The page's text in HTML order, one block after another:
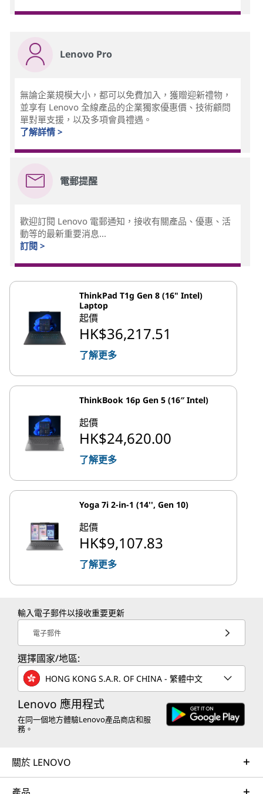
Lenovo Pro
無論企業規模大小，都可以免費加入，獲贈迎新禮物，
並享有 Lenovo 全線產品的企業獨家優惠價、技術顧問
單對單支援，以及多項會員禮遇。
了解詳情 >
電郵提醒
歡迎訂閱 Lenovo 電郵通知，接收有關產品、優惠、活
動等的最新重要消息...
訂閱 >
ThinkPad T1g Gen 8 (16" Intel)
Laptop
起價
HK$36,217.51
了解更多
ThinkBook 16p Gen 5 (16″ Intel)
起價
HK$24,620.00
了解更多
Yoga 7i 2-in-1 (14'', Gen 10)
起價
HK$9,107.83
了解更多
輸入電子郵件以接收重要更新
電子郵件
選擇國家/地區:
HONG KONG S.A.R. OF CHINA - 繁體中文
Lenovo 應用程式
在同一個地方體驗Lenovo產品商店和服
務。
關於 LENOVO